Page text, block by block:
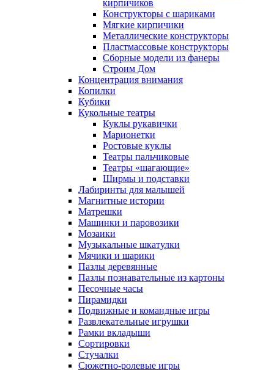
кирпичиков
Конструкторы с шариками
Мягкие кирпичики
Металлические конструкторы
Пластмассовые конструкторы
Сборные модели из фанеры
Строим Дом
Концентрация внимания
Копилки
Кубики
Кукольные театры
Куклы рукавички
Марионетки
Ростовые куклы
Театры пальчиковые
Театры «шагающие»
Ширмы и подставки
Лабиринты для малышей
Магнитные истории
Матрешки
Машинки и паровозики
Мозаики
Музыкальные шкатулки
Мячики и шарики
Пазлы деревянные
Пазлы познавательные из картоны
Песочные часы
Пирамидки
Подвижные и командные игры
Развлекательные игрушки
Рамки вкладыши
Сортировки
Стучалки
Сюжетно-ролевые игры